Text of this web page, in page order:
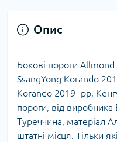
Опис
Бокові пороги
SsangYong Korando
Korando 2019- рр,
пороги, від
Туреччина, матеріал
штатні місця. Тільки